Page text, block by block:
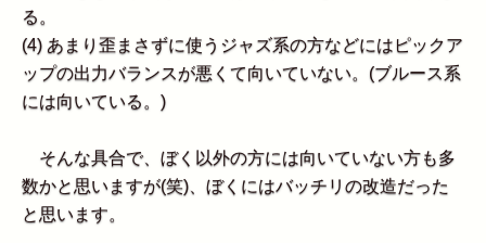
る。
(4) あまり歪まさずに使うジャズ系の方などにはピックア
ップの出力バランスが悪くて向いていない。(ブルース系
には向いている。)
そんな具合で、ぼく以外の方には向いていない方も多
数かと思いますが(笑)、ぼくにはバッチリの改造だった
と思います。